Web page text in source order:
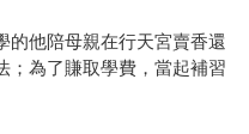
的他陪母親在行天宮賣香還
；為了賺取學費，當起補習